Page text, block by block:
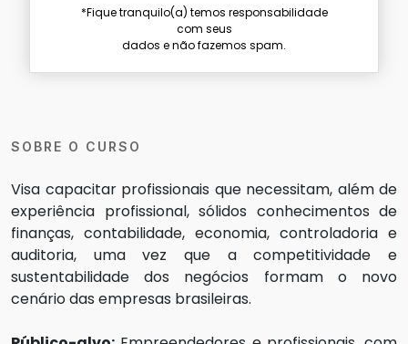
SOBRE O CURSO
Visa capacitar profissionais que necessitam, além de
experiência profissional, sólidos conhecimentos de
finanças, contabilidade, economia, controladoria e
auditoria, uma vez que a competitividade e
sustentabilidade dos negócios formam o novo
cenário das empresas brasileiras.
*Fique tranquilo(a) temos responsabilidade
com seus
dados e não fazemos spam.